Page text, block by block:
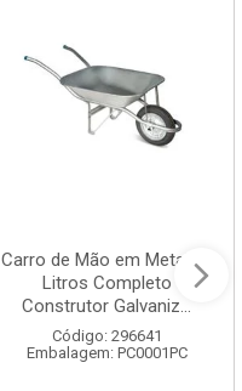
Carro de Mão em Metal 60
Litros Completo
Construtor Galvaniz...
Código: 296641
Embalagem: PC0001PC